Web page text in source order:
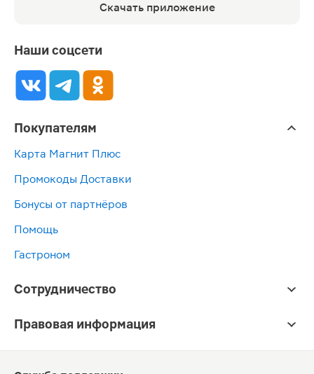
Скачать приложение
Наши соцсети
Покупателям
Карта Магнит Плюс
Промокоды Доставки
Бонусы от партнёров
Помощь
Гастроном
Сотрудничество
Правовая информация